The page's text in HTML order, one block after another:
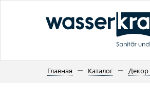
Главная Каталог Декор